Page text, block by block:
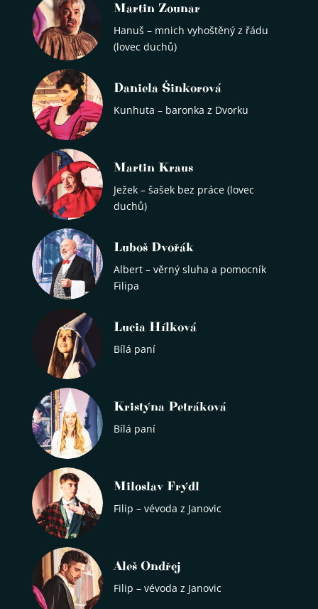
Martin Zounar
Hanuš – mnich vyhoštěný z řádu
(lovec duchů)
Daniela Šinkorová
Kunhuta – baronka z Dvorku
Martin Kraus
Ježek – šašek bez práce (lovec
duchů)
Luboš Dvořák
Albert – věrný sluha a pomocník
Filipa
Lucia Hílková
Bílá paní
Kristýna Petráková
Bílá paní
Miloslav Frýdl
Filip – vévoda z Janovic
Aleš Ondřej
Filip – vévoda z Janovic